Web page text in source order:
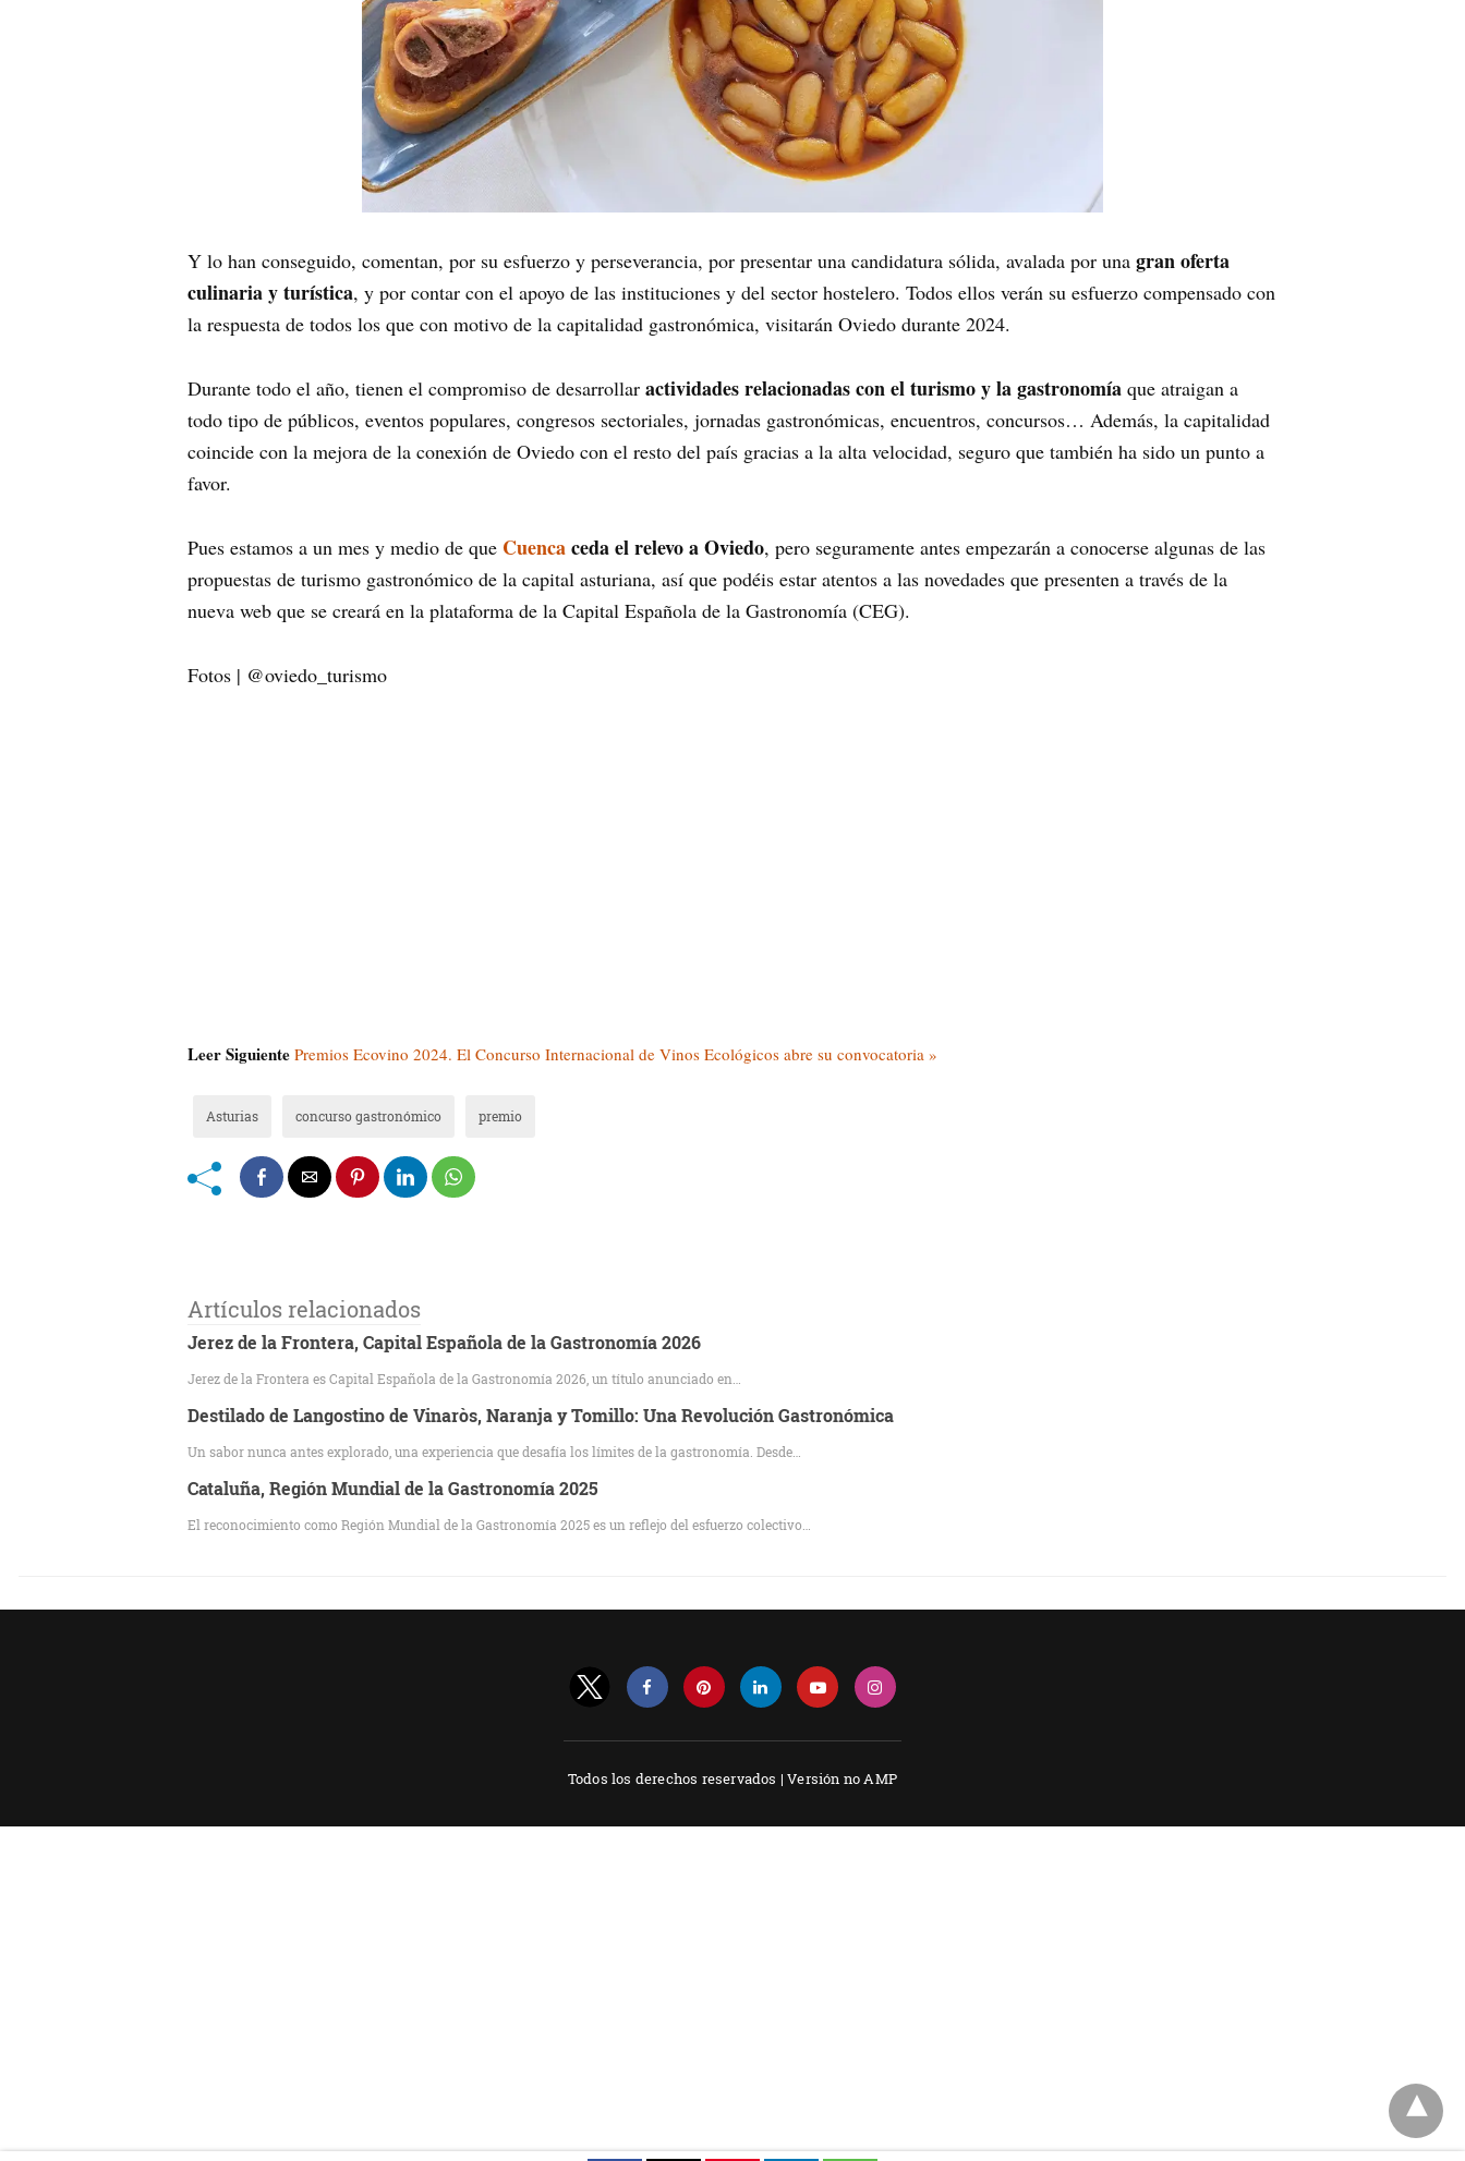
Y lo han conseguido, comentan, por su esfuerzo y perseverancia, por presentar una candidatura sólida, avalada por una gran oferta
culinaria y turística, y por contar con el apoyo de las instituciones y del sector hostelero. Todos ellos verán su esfuerzo compensado con
la respuesta de todos los que con motivo de la capitalidad gastronómica, visitarán Oviedo durante 2024.
Durante todo el año, tienen el compromiso de desarrollar actividades relacionadas con el turismo y la gastronomía que atraigan a
todo tipo de públicos, eventos populares, congresos sectoriales, jornadas gastronómicas, encuentros, concursos… Además, la capitalidad
coincide con la mejora de la conexión de Oviedo con el resto del país gracias a la alta velocidad, seguro que también ha sido un punto a
favor.
Pues estamos a un mes y medio de que Cuencaceda el relevo a Oviedo, pero seguramente antes empezarán a conocerse algunas de las
propuestas de turismo gastronómico de la capital asturiana, así que podéis estar atentos a las novedades que presenten a través de la
nueva web que se creará en la plataforma de la Capital Española de la Gastronomía (CEG).
Fotos | @oviedo_turismo
Leer Siguiente Premios Ecovino 2024. El Concurso Internacional de Vinos Ecológicos abre su convocatoria »
Asturias concurso gastronómico premio
Artículos relacionados
Jerez de la Frontera, Capital Española de la Gastronomía 2026
Jerez de la Frontera es Capital Española de la Gastronomía 2026, un título anunciado en…
Destilado de Langostino de Vinaròs, Naranja y Tomillo: Una Revolución Gastronómica
Un sabor nunca antes explorado, una experiencia que desafía los límites de la gastronomía. Desde…
Cataluña, Región Mundial de la Gastronomía 2025
El reconocimiento como Región Mundial de la Gastronomía 2025 es un reflejo del esfuerzo colectivo…
Todos los derechos reservados |Versión no AMP